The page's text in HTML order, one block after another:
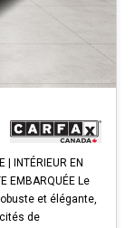
| INTÉRIEUR EN
EMBARQUÉE Le
et élégante,
de